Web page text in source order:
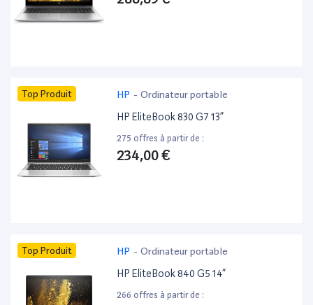
Top Produit HP - Ordinateur portable
HP EliteBook 830 G7 13”
275 offres à partir de :
234,00 €
Top Produit HP - Ordinateur portable
HP EliteBook 840 G5 14”
266 offres à partir de :